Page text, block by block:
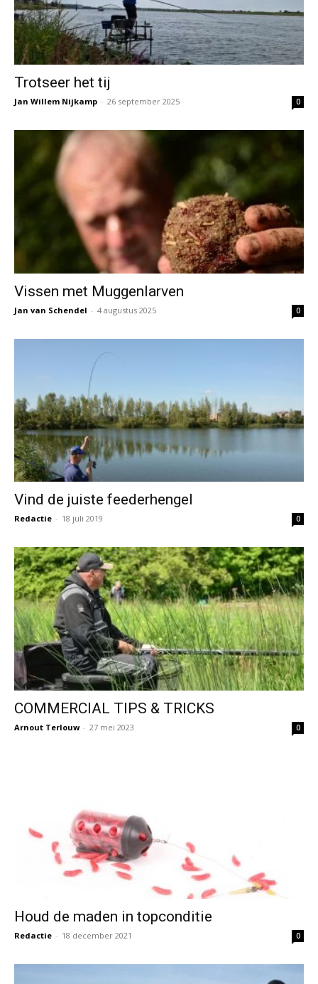
Trotseer het tij
Jan Willem Nijkamp - 26 september 2025 0
Vissen met Muggenlarven
Jan van Schendel - 4 augustus 2025 0
Vind de juiste feederhengel
Redactie - 18 juli 2019 0
COMMERCIAL TIPS & TRICKS
Arnout Terlouw - 27 mei 2023 0
Houd de maden in topconditie
Redactie - 18 december 2021 0